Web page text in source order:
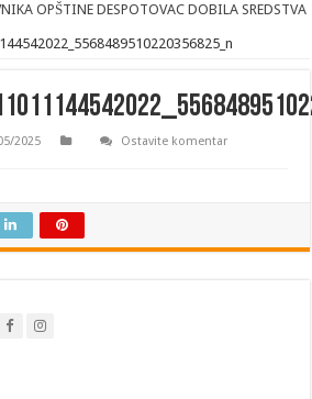
OPŠTINE DESPOTOVAC DOBILA SREDSTVA
2025
Ostavite komentar